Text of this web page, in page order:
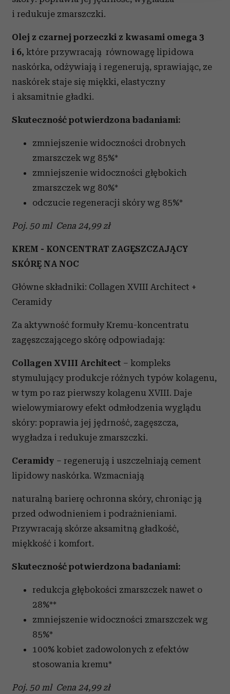
i reklam, aby oferować funkcje społecznościowe i
analizować ruch w naszej witrynie. Informacje o tym, jak
korzystasz z naszej witryny, udostępniamy partnerom
społecznościowym, reklamowym i analitycznym.
Partnerzy mogą połączyć te informacje z innymi danymi
otrzymanymi od Ciebie lub uzyskanymi podczas
korzystania z ich usług.
i redukuje zmarszczki.
Olej z czarnej porzeczki z kwasami omega 3
i 6, które przywracają równowagę lipidowa
naskórka, odżywiają i regenerują, sprawiając, ze
naskórek staje się miękki, elastyczny
i aksamitnie gładki.
Skuteczność potwierdzona badaniami:
zmniejszenie widoczności drobnych
zmarszczek wg 85%*
zmniejszenie widoczności głębokich
zmarszczek wg 80%*
odczucie regeneracji skóry wg 85%*
Poj. 50 ml Cena 24,99 zł
KREM - KONCENTRAT ZAGĘSZCZAJĄCY
SKÓRĘ NA NOC
Główne składniki: Collagen XVIII Architect +
Ceramidy
Za aktywność formuły Kremu-koncentratu
zagęszczającego skórę odpowiadają:
Collagen XVIII Architect – kompleks
stymulujący produkcje różnych typów kolagenu,
w tym po raz pierwszy kolagenu XVIII. Daje
wielowymiarowy efekt odmłodzenia wyglądu
skóry: poprawia jej jędrność, zagęszcza,
wygładza i redukuje zmarszczki.
Ceramidy – regenerują i uszczelniają cement
lipidowy naskórka. Wzmacniają
naturalną barierę ochronna skóry, chroniąc ją
przed odwodnieniem i podrażnieniami.
Przywracają skórze aksamitną gładkość,
miękkość i komfort.
Skuteczność potwierdzona badaniami:
redukcja głębokości zmarszczek nawet o
28%**
zmniejszenie widoczności zmarszczek wg
85%*
100% kobiet zadowolonych z efektów
stosowania kremu*
Poj. 50 ml Cena 24,99 zł